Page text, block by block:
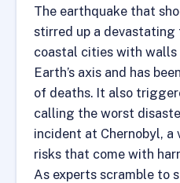
The earthquake that
stirred up a
coastal cities with
Earth’s axis and has
of deaths. It also
calling the worst
incident at Chernobyl,
risks that come with
As experts scramble to